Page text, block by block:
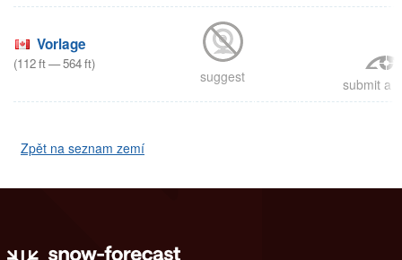
Vorlage
(112ft—564ft)
suggest submit a
Zpět na seznam zemí